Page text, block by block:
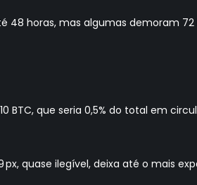
horas, mas algumas demoram 72
que seria 0,5% do total em
quase ilegível, deixa até o mais